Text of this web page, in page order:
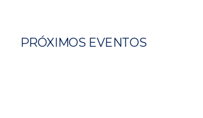
PRÓXIMOS EVENTOS